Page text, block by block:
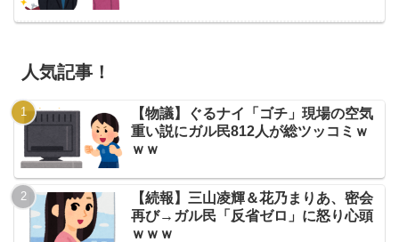
人気記事！
【物議】ぐるナイ「ゴチ」現場の空気
重い説にガル民812人が総ツッコミｗ
ｗｗ
【続報】三山凌輝＆花乃まりあ、密会
再び→ガル民「反省ゼロ」に怒り心頭
ｗｗｗ